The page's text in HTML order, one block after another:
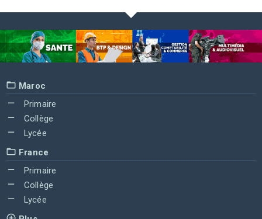
Maroc
Primaire
Collège
Lycée
France
Primaire
Collège
Lycée